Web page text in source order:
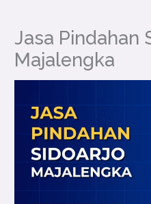
Jasa Pindahan
Majalengka